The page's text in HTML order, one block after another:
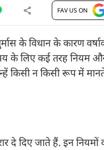
FAV US ON
के विधान के कारण
के लिए कई तरह नियम
किसी न किसी रूप में
दे दिए जाते हैं. इन